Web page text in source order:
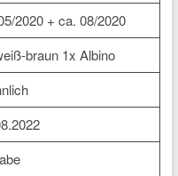
2020 + ca. 08/2020
braun 1x Albino